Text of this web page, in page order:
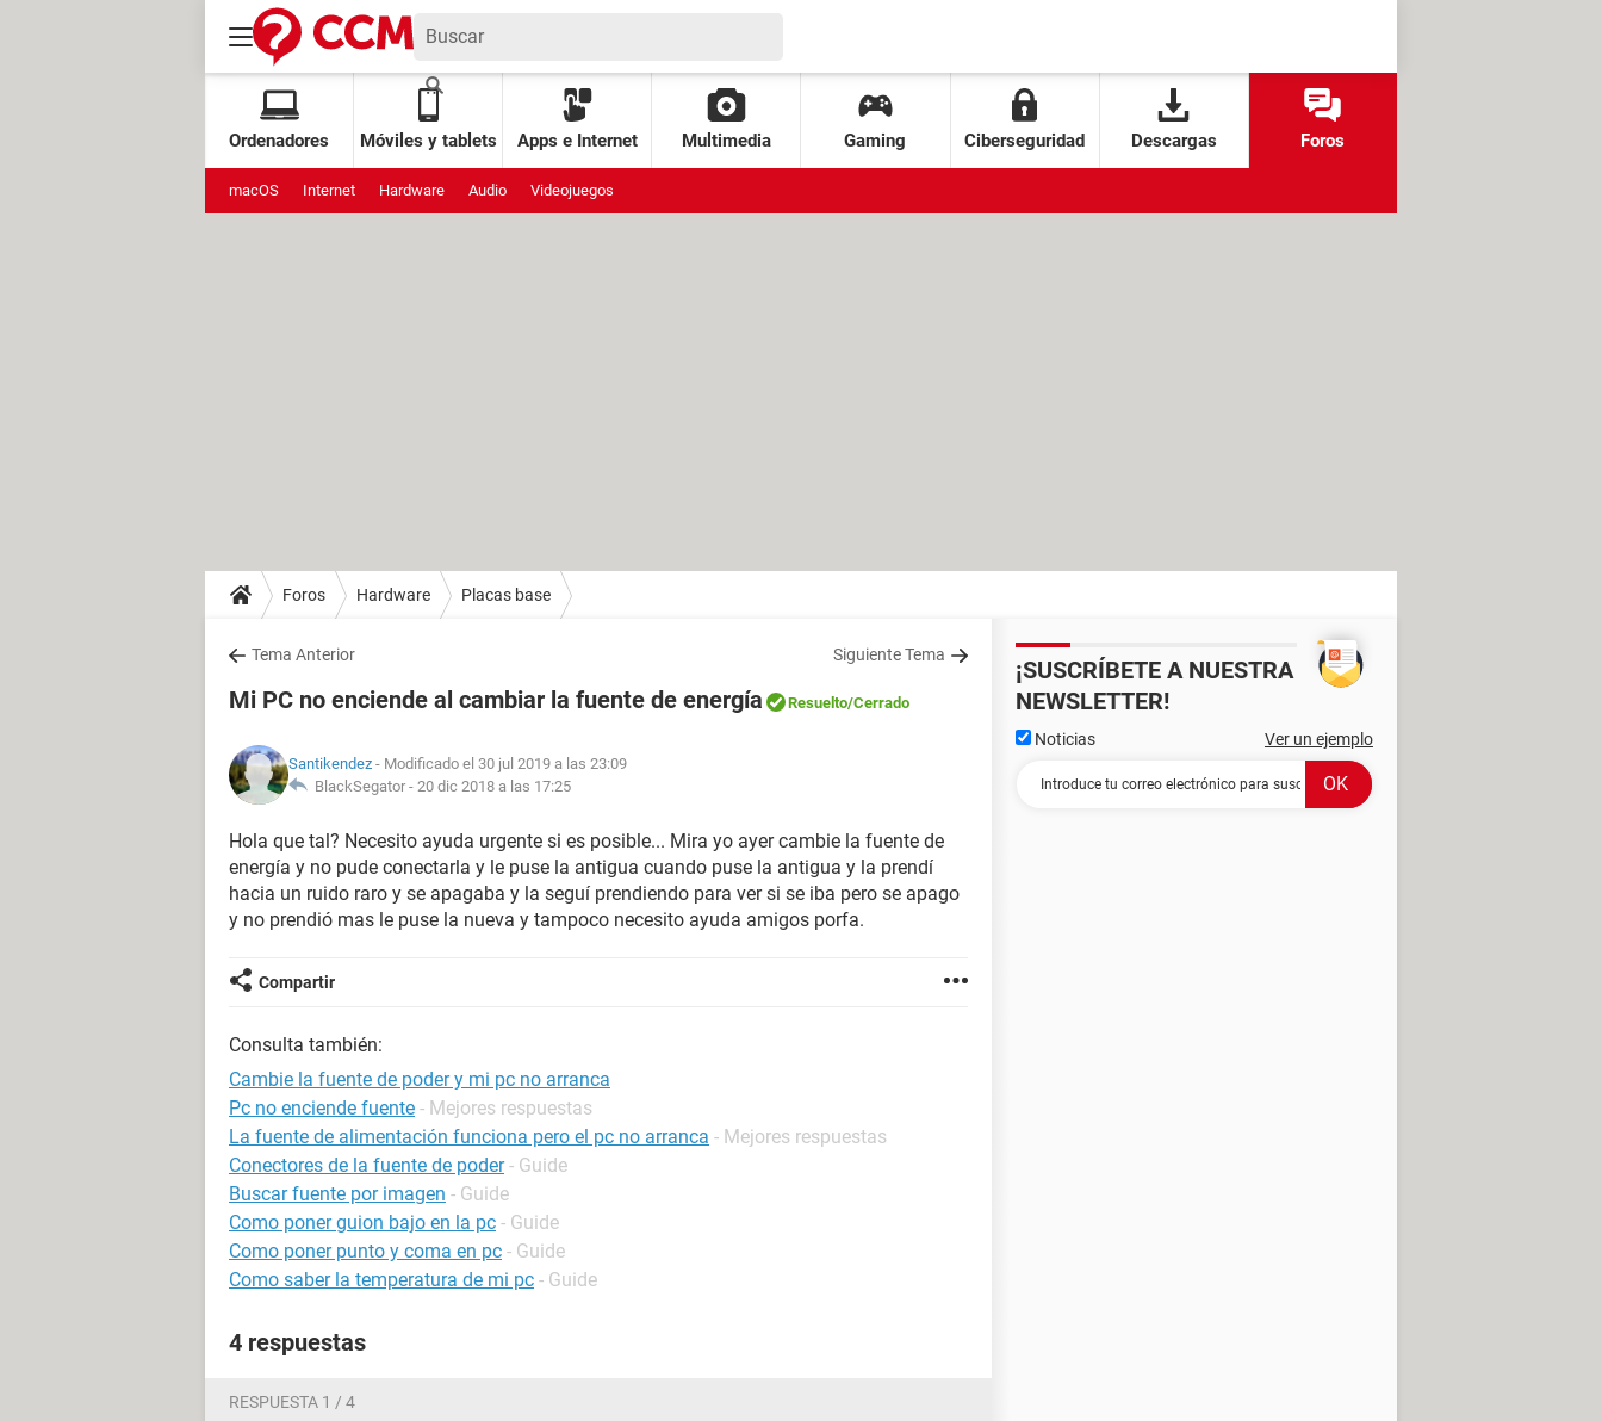
Ordenadores Móviles y tablets Apps e Internet Multimedia Gaming Ciberseguridad Descargas Foros
macOS Internet Hardware Audio Videojuegos
Foros Hardware Placas base
Tema Anterior Siguiente Tema
Mi PC no enciende al cambiar la fuente de energía Resuelto/Cerrado
Santikendez - Modificado el 30 jul 2019 a las 23:09
BlackSegator - 20 dic 2018 a las 17:25
Hola que tal? Necesito ayuda urgente si es posible... Mira yo ayer cambie la fuente de
energía y no pude conectarla y le puse la antigua cuando puse la antigua y la prendí
hacia un ruido raro y se apagaba y la seguí prendiendo para ver si se iba pero se apago
y no prendió mas le puse la nueva y tampoco necesito ayuda amigos porfa.
Compartir
Consulta también:
Cambie la fuente de poder y mi pc no arranca
Pc no enciende fuente - Mejores respuestas
La fuente de alimentación funciona pero el pc no arranca - Mejores respuestas
Conectores de la fuente de poder - Guide
Buscar fuente por imagen - Guide
Como poner guion bajo en la pc - Guide
Como poner punto y coma en pc - Guide
Como saber la temperatura de mi pc - Guide
4 respuestas
RESPUESTA 1 / 4
¡SUSCRÍBETE A NUESTRA
NEWSLETTER!
Noticias Ver un ejemplo